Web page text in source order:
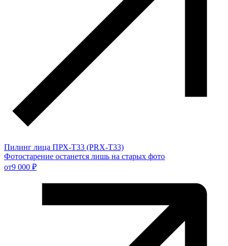
Пилинг лица ПРХ-Т33 (PRX-T33)
Фотостарение останется лишь на старых фото
от9 000 ₽